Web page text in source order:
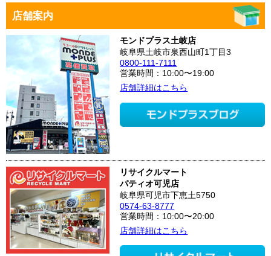
店舗案内
モンドプラス土岐店
岐阜県土岐市泉西山町1丁目3
0800-111-7111
営業時間：10:00〜19:00
店舗詳細はこちら
リサイクルマート
パティオ可児店
岐阜県可児市下恵土5750
0574-63-8777
営業時間：10:00〜20:00
店舗詳細はこちら